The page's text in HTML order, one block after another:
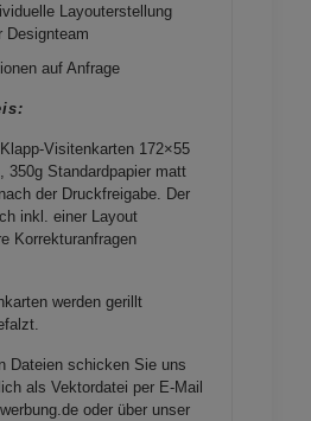
Layouterstellung
Designteam
auf Anfrage
Visitenkarten 172×55
350g Standardpapier matt
der Druckfreigabe. Der
inkl. einer Layout
Korrekturanfragen
werden gerillt
Dateien schicken Sie uns
als Vektordatei per E-Mail
oder über unser